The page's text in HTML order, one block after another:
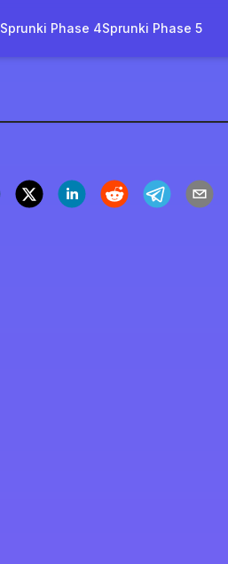
Sprunki Phase 4Sprunki Phase 5